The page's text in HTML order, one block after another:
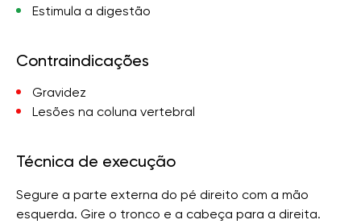
Estimula a digestão
Contraindicações
Gravidez
Lesões na coluna vertebral
Técnica de execução
Segure a parte externa do pé direito com a mão
esquerda. Gire o tronco e a cabeça para a direita.